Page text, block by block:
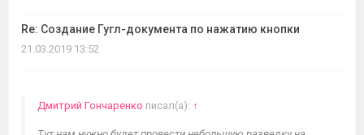
Re: Создание Гугл-документа по нажатию кнопки
21.03.2019 13:52
Дмитрий Гончаренко писал(а): ↑